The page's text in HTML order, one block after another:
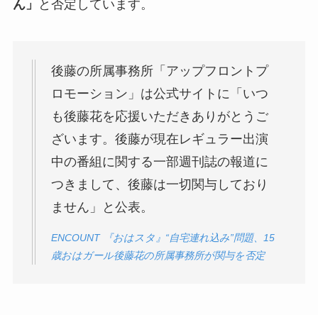
ん」 と否定しています。
後藤の所属事務所「アップフロントプ
ロモーション」は公式サイトに「いつ
も後藤花を応援いただきありがとうご
ざいます。後藤が現在レギュラー出演
中の番組に関する一部週刊誌の報道に
つきまして、後藤は一切関与しており
ません」と公表。
ENCOUNT 『おはスタ』“自宅連れ込み”問題、15
歳おはガール後藤花の所属事務所が関与を否定